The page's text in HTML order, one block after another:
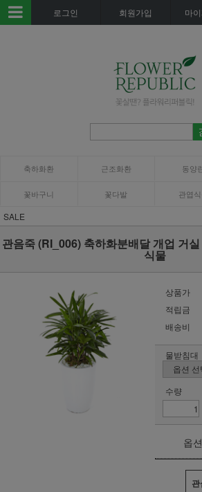
로그인 회원가입 마
축하화환 근조화환 동양
꽃바구니 꽃다발 관엽
SALE
관음죽 (RI_006) 축하화분배달 개업 거
식물
상품가
적립금
배송비
물받침대
수량
옵